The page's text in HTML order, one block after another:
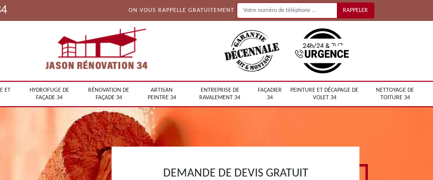
ON VOUS RAPPELLE GRATUITEMENT
ET
HYDROFUGE DE
FAÇADE 34
RÉNOVATION DE
FAÇADE 34
ARTISAN
PEINTRE 34
ENTREPRISE DE
RAVALEMENT 34
FAÇADIER
34
PEINTURE ET DÉCAPAGE DE
VOLET 34
NETTOYAGE DE
TOITURE 34
DEMANDE DE DEVIS GRATUIT